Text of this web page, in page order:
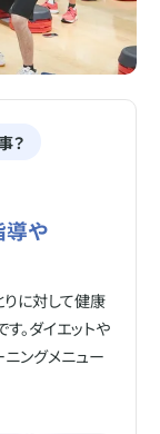
？
導や
に対して健康
。ダイエットや
ングメニュー